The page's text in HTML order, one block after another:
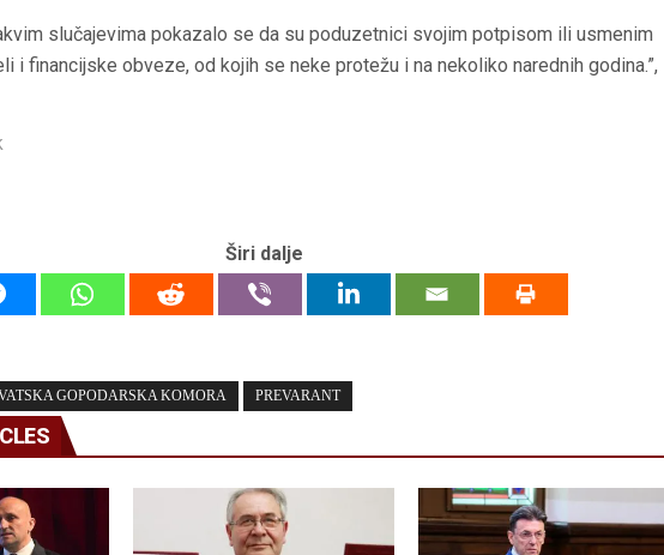
slučajevima pokazalo se da su poduzetnici svojim potpisom ili usmenim
i financijske obveze, od kojih se neke protežu i na nekoliko narednih godina.”,
Širi dalje
GOPODARSKA KOMORA PREVARANT